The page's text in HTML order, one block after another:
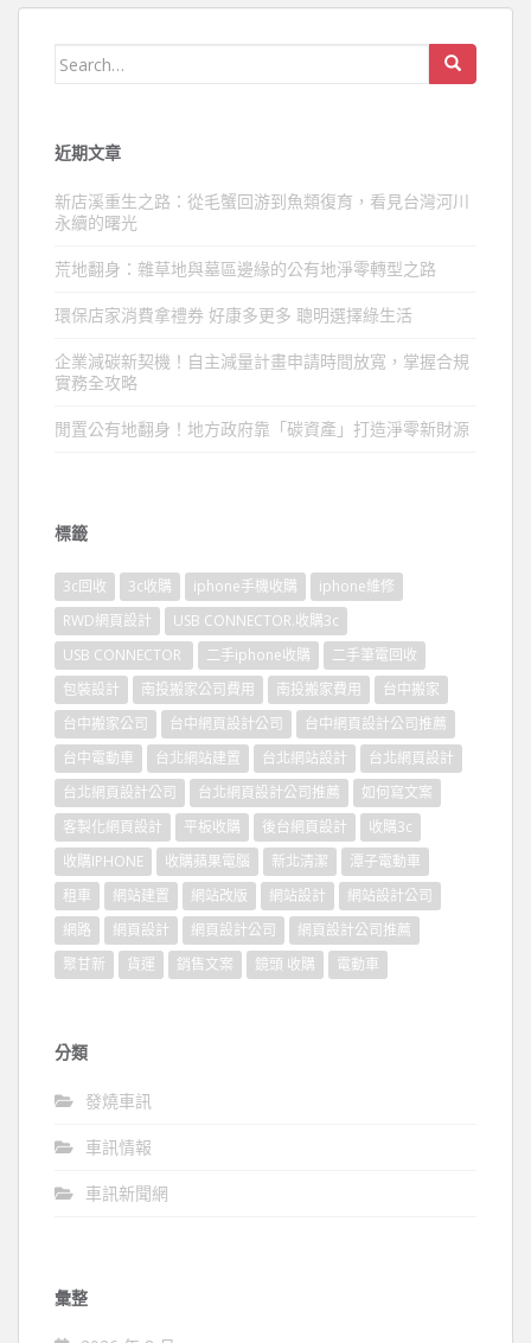
Search
近期文章
新店溪重生之路：從毛蟹回游到魚類復育，看見台灣河川
永續的曙光
荒地翻身：雜草地與墓區邊緣的公有地淨零轉型之路
環保店家消費拿禮券 好康多更多 聰明選擇綠生活
企業減碳新契機！自主減量計畫申請時間放寬，掌握合規
實務全攻略
閒置公有地翻身！地方政府靠「碳資產」打造淨零新財源
標籤
3c回收 3c收購 iphone手機收購
iphone維修
RWD網頁設計
USB CONNECTOR.收購3c
USB CONNECTOR
二手iphone收購
二手筆電回收
包裝設計
南投搬家公司費用 南投搬家費用
台中搬家
台中搬家公司
台中網頁設計公司
台中網頁設計公司推薦
台中電動車
台北網站建置 台北網站設計
台北網頁設計
台北網頁設計公司
台北網頁設計公司推薦
如何寫文案
客製化網頁設計
平板收購 後台網頁設計
收購3c
收購IPHONE
收購蘋果電腦 新北清潔
潭子電動車
租車
網站建置 網站改版 網站設計
網站設計公司
網路
網頁設計 網頁設計公司
網頁設計公司推薦
聚甘新
貨運 銷售文案 鏡頭 收購 電動車
分類
發燒車訊
車訊情報
車訊新聞網
彙整